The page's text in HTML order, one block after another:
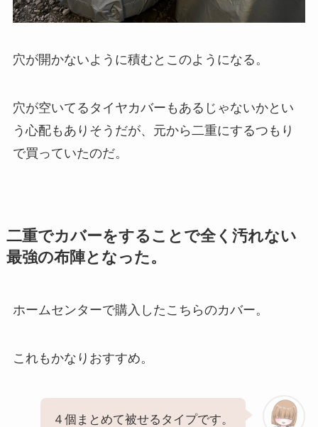
穴が開かないように積むとこのようになる。
穴が空いてるタイヤカバーもあるじゃないかとい
う心配もありそうだが、元から二重にするつもり
で買っていたのだ。
二重でカバーをすることで全く汚れない
最強の布陣となった。
ホームセンターで購入したこちらのカバー。
これもかなりおすすめ。
４個まとめて被せるタイプです。